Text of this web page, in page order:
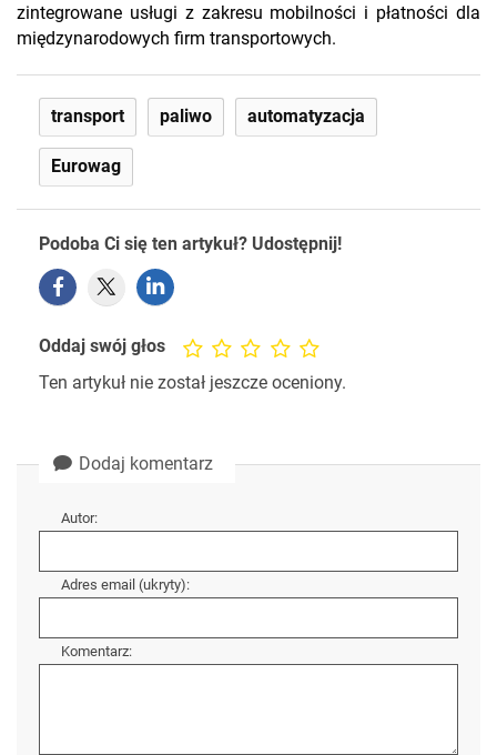
zintegrowane usługi z zakresu mobilności i płatności dla
międzynarodowych firm transportowych.
transport paliwo automatyzacja
Eurowag
Podoba Ci się ten artykuł? Udostępnij!
Oddaj swój głos
Ten artykuł nie został jeszcze oceniony.
Dodaj komentarz
Autor:
Adres email (ukryty):
Komentarz: